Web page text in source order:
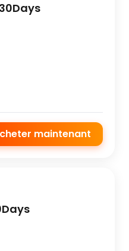
maintenant